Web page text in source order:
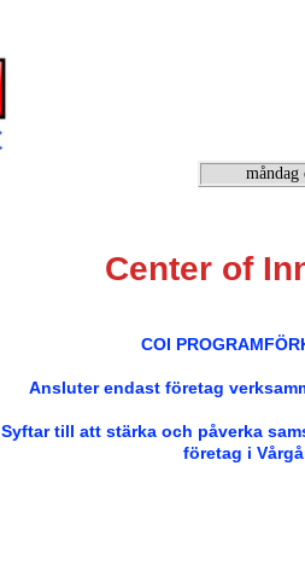
Center of
COI
Ansluter endast företag
Syftar till att stärka och påverka
företag i